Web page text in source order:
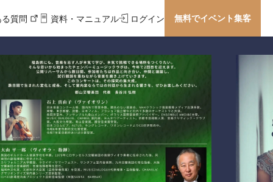
る質問 資料・マニュアル ログイン 無料でイベント集客